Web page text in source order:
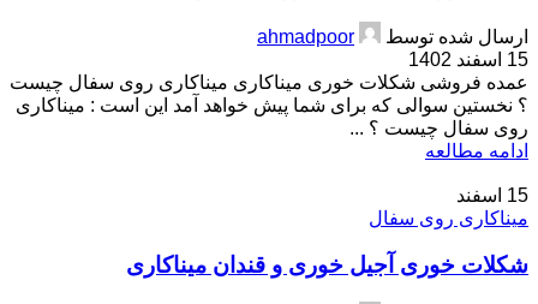
ارسال شده توسط
ahmadpoor
15 اسفند 1402
عمده فروشی شکلات خوری میناکاری میناکاری روی سفال چیست
؟ نخستین سوالی که برای شما پیش خواهد آمد این است : میناکاری
روی سفال چیست ؟ ...
ادامه مطالعه
15 اسفند
میناکاری روی سفال
شکلات خوری آجیل خوری و قندان میناکاری